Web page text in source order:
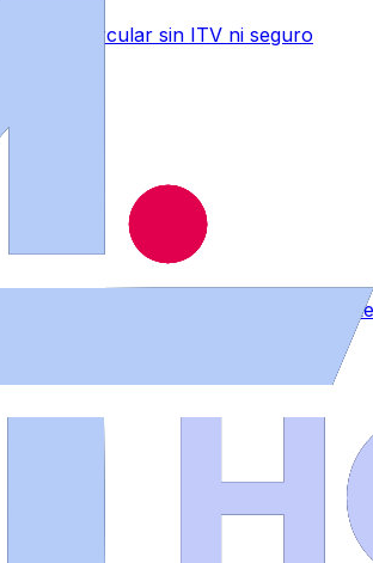
y circular sin ITV ni seguro
en la segunda posición de Castilla y